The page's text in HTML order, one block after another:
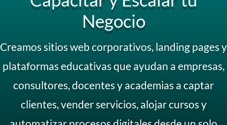
Negocio
Creamos sitios web corporativos, landing pages y
plataformas educativas que ayudan a empresas,
consultores, docentes y academias a captar
clientes, vender servicios, alojar cursos y